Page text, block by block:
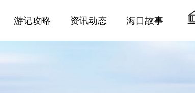
游记攻略 资讯动态 海口故事